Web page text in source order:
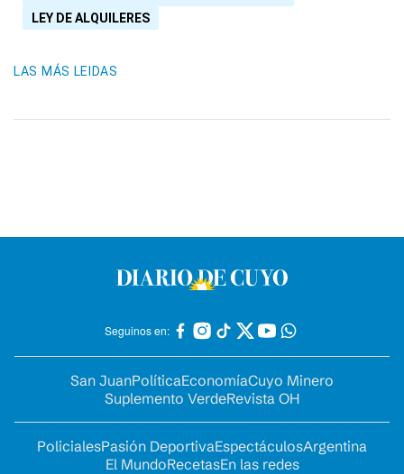
LEY DE ALQUILERES
LAS MÁS LEIDAS
Seguinos en:
San JuanPolíticaEconomíaCuyo Minero
Suplemento VerdeRevista OH
PolicialesPasión DeportivaEspectáculosArgentina
El MundoRecetasEn las redes